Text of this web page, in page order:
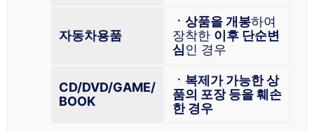
자동차용품
ㆍ상품을 개봉하여
장착한 이후 단순변
심인 경우
CD/DVD/GAME/
BOOK
ㆍ복제가 가능한 상
품의 포장 등을 훼손
한 경우